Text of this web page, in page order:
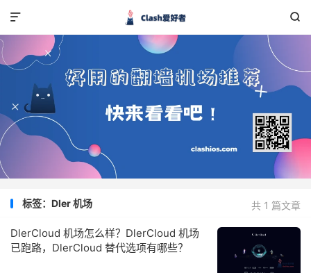


共 1 篇文章
标签：Dler 机场
DlerCloud 机场怎么样？DlerCloud 机场
已跑路，DlerCloud 替代选项有哪些？